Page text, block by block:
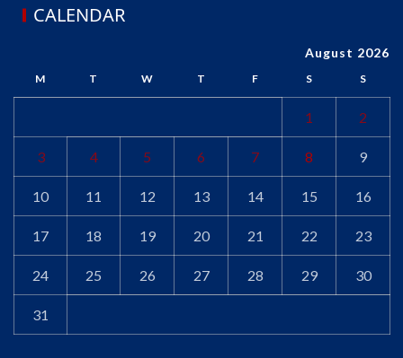
CALENDAR
August 2026
M T W T F S S
1 2
3 4 5 6 7 8 9
10 11 12 13 14 15 16
17 18 19 20 21 22 23
24 25 26 27 28 29 30
31